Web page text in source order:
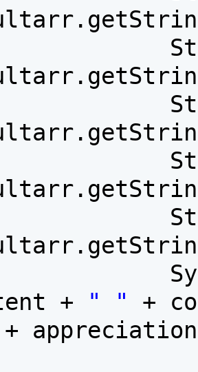
+
" "
+
+ appreciation